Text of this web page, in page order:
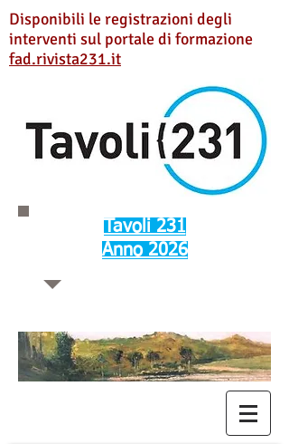
Disponibili le registrazioni degli
interventi sul portale di formazione
fad.rivista231.it
Tavoli 231
Anno 2026